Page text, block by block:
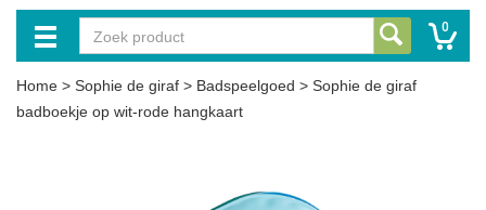
0
Home > Sophie de giraf > Badspeelgoed > Sophie de giraf
badboekje op wit-rode hangkaart